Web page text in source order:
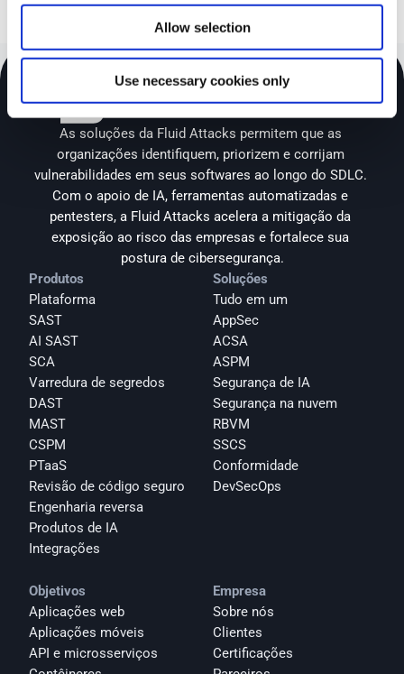
Allow selection
Use necessary cookies only
As soluções da Fluid Attacks permitem que as
organizações identifiquem, priorizem e corrijam
vulnerabilidades em seus softwares ao longo do SDLC.
Com o apoio de IA, ferramentas automatizadas e
pentesters, a Fluid Attacks acelera a mitigação da
exposição ao risco das empresas e fortalece sua
postura de cibersegurança.
Produtos
Plataforma
SAST
AI SAST
SCA
Varredura de segredos
DAST
MAST
CSPM
PTaaS
Revisão de código seguro
Engenharia reversa
Produtos de IA
Integrações
Soluções
Tudo em um
AppSec
ACSA
ASPM
Segurança de IA
Segurança na nuvem
RBVM
SSCS
Conformidade
DevSecOps
Objetivos
Aplicações web
Aplicações móveis
API e microsserviços
Empresa
Sobre nós
Clientes
Certificações